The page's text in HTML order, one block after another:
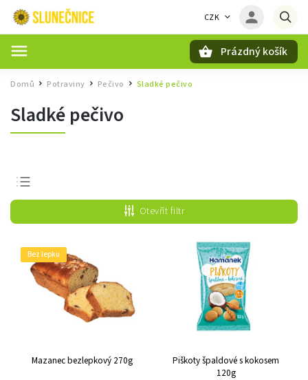
CZK
Prázdný košík
Domů / Potraviny Pečivo Sladké pečivo
Sladké pečivo
Nejprodávanější
Nejlevnější
Nejdražší
Abecedně
Otevřít filtr
Bez lepku
Mazanec bezlepkový 270g
Piškoty špaldové s kokosem
120g